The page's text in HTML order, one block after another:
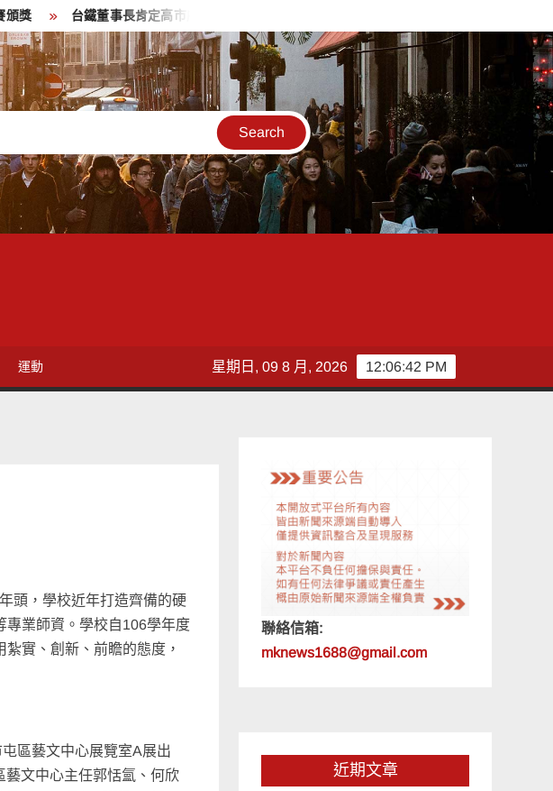
台鐵董事長肯定高市府都計變更 舊機廠華麗轉身化身全台最大兒童新樂園
運動 12:06:43 PM
星期日, 09 8 月, 2026
頭，學校近年打造齊備的硬
專業師資。學校自106學年度
實、創新、前瞻的態度，
區藝文中心展覽室A展出
藝文中心主任郭恬氳、何欣
聯絡信箱:
mknews1688@gmail.com
近期文章